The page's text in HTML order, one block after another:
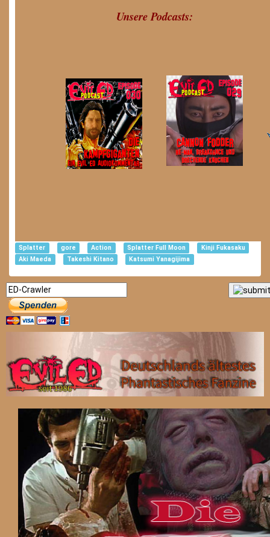
Unsere Podcasts:
Splatter gore Action Splatter Full Moon
Kinji Fukasaku
Aki Maeda
Takeshi Kitano Katsumi Yanagijima